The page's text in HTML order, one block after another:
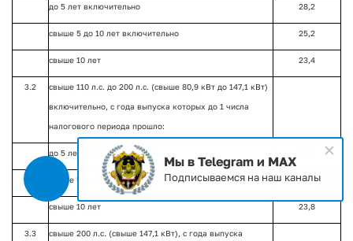
до 5 лет включительно 28,2
свыше 5 до 10 лет включительно 25,2
свыше 10 лет 23,4
3.2 свыше 110 л.с. до 200 л.с. (свыше 80,9 кВт до 147,1 кВт)
включительно, с года выпуска которых до 1 числа
налогового периода прошло:
до 5 лет включительно
свыше 5 до 10 лет включительно 26,2
свыше 10 лет 23,8
3.3 свыше 200 л.с. (свыше 147,1 кВт), с года выпуска
Мы в Telegram и MAX
Подписываемся на наш каналы